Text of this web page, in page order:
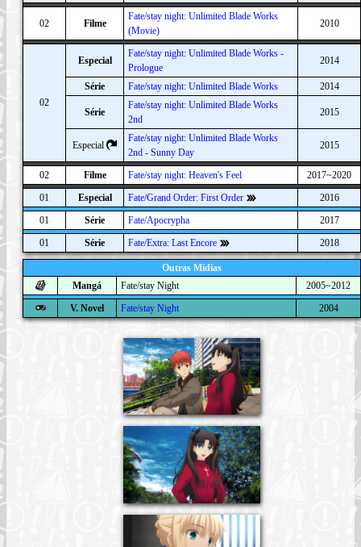
02 Filme
Fate/stay night: Unlimited Blade Works
(Movie)
2010
02
Especial
Fate/stay night: Unlimited Blade Works -
Prologue
2014
Série Fate/stay night: Unlimited Blade Works 2014
Série
Fate/stay night: Unlimited Blade Works
2nd
2015
Especial
Fate/stay night: Unlimited Blade Works
2nd - Sunny Day
2015
02 Filme Fate/stay night: Heaven's Feel
2017~2020
01
Especial Fate/Grand Order: First Order
2016
01
Série Fate/Apocrypha
2017
01
Série Fate/Extra: Last Encore 2018
Outras Mídias
Mangá
Fate/stay Night
2005~2012
V. Novel
Fate/stay Night 2004